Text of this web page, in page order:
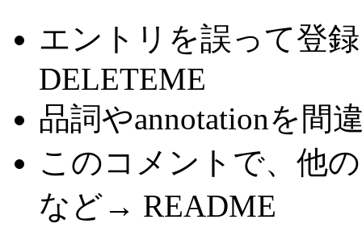
エントリを誤って登
DELETEME
品詞やannotationを間
このコメントで、他
など→ README